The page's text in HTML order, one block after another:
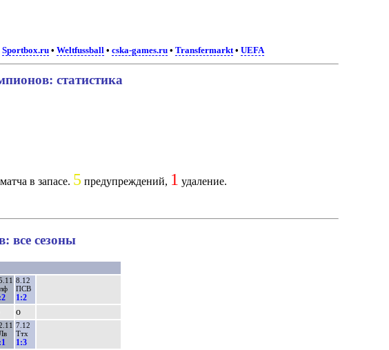
Sportbox.ru •Weltfussball •cska-games.ru •Transfermarkt•UEFA
статистика
в запасе. 5 предупреждений, 1 удаление.
все сезоны
8.12
ПСВ
1:2
о
7.12
Ттх
1:3